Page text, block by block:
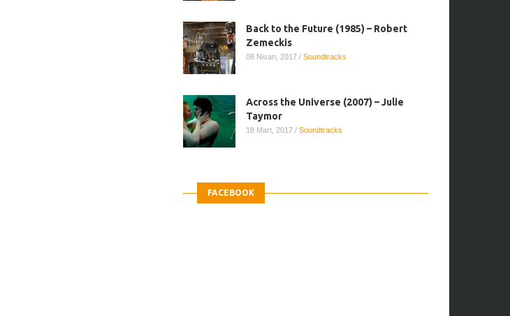
Back to the Future (1985) – Robert
Zemeckis
08 Nisan, 2017 / Soundtracks
Across the Universe (2007) – Julie
Taymor
18 Mart, 2017 / Soundtracks
FACEBOOK